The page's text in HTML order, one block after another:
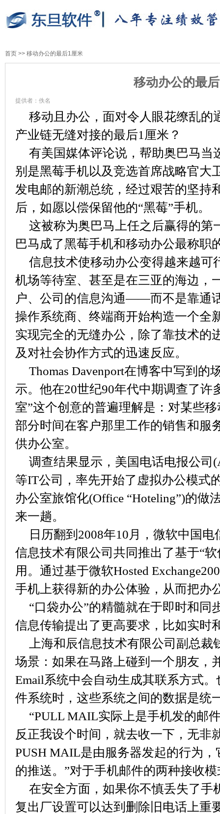
首页 >> 移动办公的最后1厘米
移动办公的最
提供者：佚名
移动且办公，面对令人眼花缭乱的
产业链无缝对接的最后1厘米？
有美国媒体评论说，帮助奥巴马当
别是黑莓手机以及竞选首席战略官大
发电邮的新潮总统，经过艰苦的坚持
后，如愿以偿保留他的“黑莓”手机。
这被称为奥巴马上任之后赢得的第
巴马成了黑莓手机和移动办公最称职
信息技术使移动办公变得越来越可
机场等待室、甚至是在三亚的海边，
户、公司的信息沟通——而不是靠通
操作系统商、终端商开始构造一个全
实现完全的无缝办公，除了靠技术的
及对社会协作方式的迅速反应。
Thomas Davenport在博客中写到的
示。他在20世纪90年代中期调查了许
室”这个创意的普遍理解是：对某些
部分时间在客户那里工作的销售和服
供办公室。
调查结果显示，美国电话电报公司
等IT公司，率先开始了虚拟办公模式
办公室旅馆化(Office “Hoteling”)的做
来一趟。
日历翻到2008年10月，微软中国
信息技术有限公司共同推出了基于“
用。通过基于微软Hosted
手机上获得新的办公体验，从而把办
“口袋办公”的精髓就在于即时和同
信息传输提出了更高要求，比如实时
上海和辰信息技术有限公司副总
场景：如果在马路上碰到一个朋友，
Email系统中会自动生成其联系方式
件系统时，这些系统之间的数据是统
“PULL MAIL实际上是手机发的邮
反正我设个时间，就去收一下，无非
PUSH MAIL是由服务器发起的行为
的推送。”对于手机邮件的两种接收
在安全方面，如果你不慎丢失了手
复出厂设置可以达到删除旧电话上重